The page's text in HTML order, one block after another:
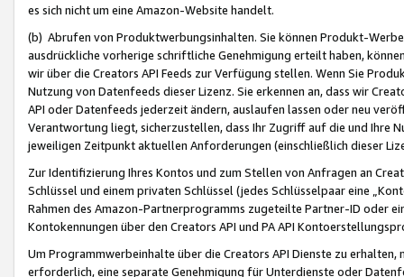
es sich nicht um eine Amazon-Website handelt.
(b) Abrufen von Produktwerbungsinhalten. Sie können Produkt-
ausdrückliche vorherige schriftliche Genehmigung erteilt haben,
wir über die Creators API Feeds zur Verfügung stellen. Wenn Sie
Nutzung von Datenfeeds dieser Lizenz. Sie erkennen an, dass wir
API oder Datenfeeds jederzeit ändern, auslaufen lassen oder neu
Verantwortung liegt, sicherzustellen, dass Ihr Zugriff auf die und Ihre
jeweiligen Zeitpunkt aktuellen Anforderungen (einschließlich dieser
Zur Identifizierung Ihres Kontos und zum Stellen von Anfragen an
Schlüssel und einem privaten Schlüssel (jedes Schlüsselpaar eine
Rahmen des Amazon-Partnerprogramms zugeteilte Partner-ID oder
Kontokennungen über den Creators API und PA API
Um Programmwerbeinhalte über die Creators API Dienste zu
erforderlich, eine separate Genehmigung für Unterdienste oder